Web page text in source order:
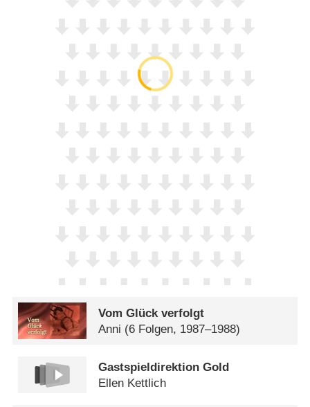
Vom Glück verfolgt
Anni (6 Folgen, 1987–1988)
Gastspieldirektion Gold
Ellen Kettlich